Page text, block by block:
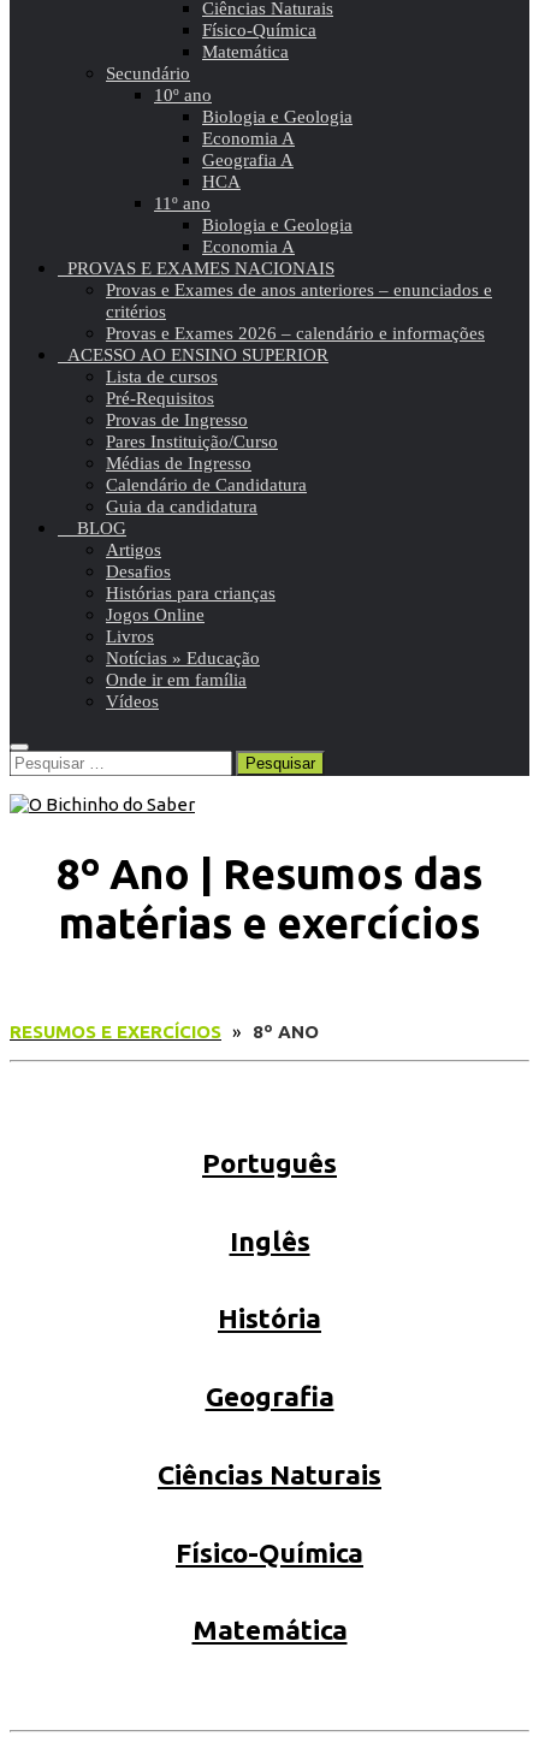
Ciências Naturais
Físico-Química
Matemática
Secundário
10º ano
Biologia e Geologia
Economia A
Geografia A
HCA
11º ano
Biologia e Geologia
Economia A
PROVAS E EXAMES NACIONAIS
Provas e Exames de anos anteriores – enunciados e
critérios
Provas e Exames 2026 – calendário e informações
ACESSO AO ENSINO SUPERIOR
Lista de cursos
Pré-Requisitos
Provas de Ingresso
Pares Instituição/Curso
Médias de Ingresso
Calendário de Candidatura
Guia da candidatura
BLOG
Artigos
Desafios
Histórias para crianças
Jogos Online
Livros
Notícias » Educação
Onde ir em família
Vídeos
Pesquisar
por:
8º Ano | Resumos das
matérias e exercícios
RESUMOS E EXERCÍCIOS » 8º ANO
Português
Inglês
História
Geografia
Ciências Naturais
Físico-Química
Matemática